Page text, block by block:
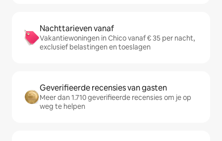
Nachttarieven vanaf
Vakantiewoningen in Chico vanaf € 35 per nacht,
exclusief belastingen en toeslagen
Geverifieerde recensies van gasten
Meer dan 1.710 geverifieerde recensies om je op
weg te helpen